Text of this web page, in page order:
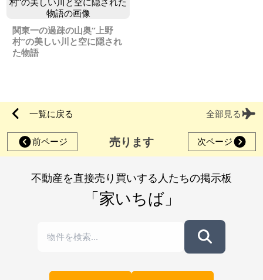
関東一の過疎の山奥“上野
村”の美しい川と空に隠され
た物語
一覧に戻る 全部見る
前ページ 売ります 次ページ
不動産を直接売り買いする人たちの掲示板
「家いちば」